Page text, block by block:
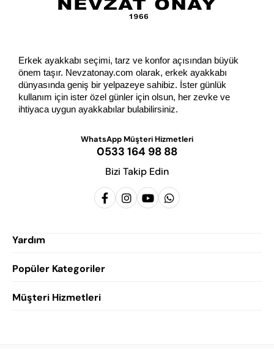
Erkek ayakkabı seçimi, tarz ve konfor açısından büyük
önem taşır. Nevzatonay.com olarak, erkek ayakkabı
dünyasında geniş bir yelpazeye sahibiz. İster günlük
kullanım için ister özel günler için olsun, her zevke ve
ihtiyaca uygun ayakkabılar bulabilirsiniz.
WhatsApp Müşteri Hizmetleri
0533 164 98 88
Bizi Takip Edin
Yardım
Popüler Kategoriler
Erkek Klasik Ayakkabı
Müşteri Hizmetleri